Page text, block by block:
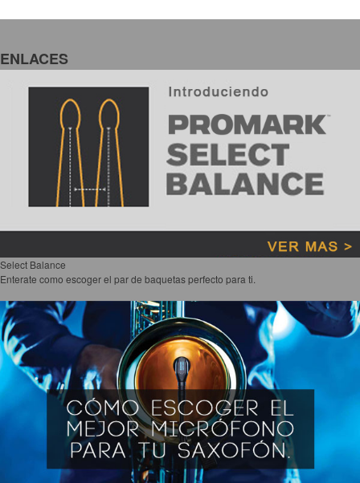
Accesorios
Mandolina
Mariachi
Accesorios
Cuerdas
Cuerdas
Guitarra Metal
Guitarra Nylon
Guitarra Electrica
Bajo
Otros instrumentos de arco
Otros instrumentos de Cuerdas
ENLACES
Select Balance
Enterate como escoger el par de baquetas perfecto para ti.